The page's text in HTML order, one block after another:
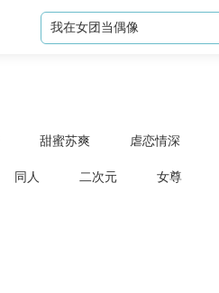
甜蜜苏爽 虐恋情深
同人 二次元 女尊